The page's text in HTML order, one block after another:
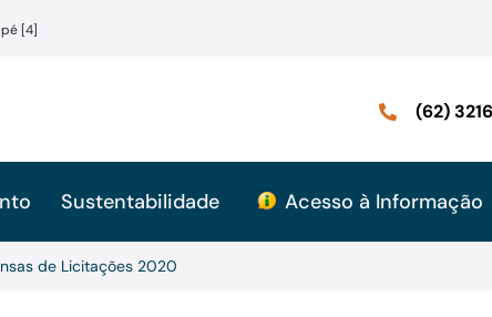
[4]
(62)
Sustentabilidade Acesso à Informação
de Licitações 2020